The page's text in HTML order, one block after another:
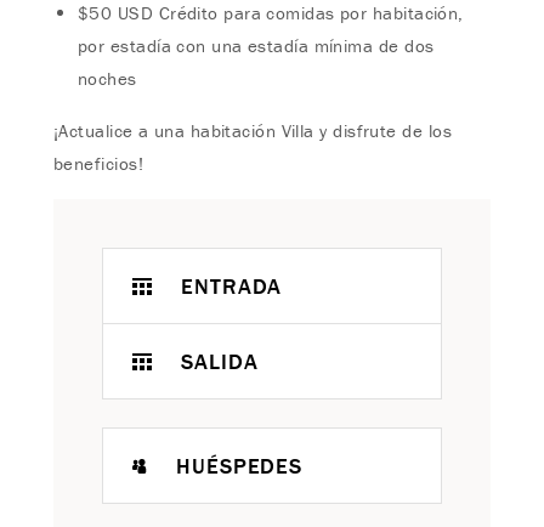
$50 USD Crédito para comidas por habitación,
por estadía con una estadía mínima de dos
noches
¡Actualice a una habitación Villa y disfrute de los
beneficios!
ENTRADA
SALIDA
HUÉSPEDES